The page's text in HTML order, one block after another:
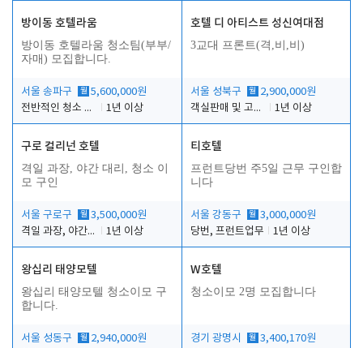
방이동 호텔라움
방이동 호텔라움 청소팀(부부/
자매) 모집합니다.
서울 송파구 월 5,600,000원
전반적인 청소 업무(객실청소.객실정리)
1년 이상
호텔 디 아티스트 성신여대점
3교대 프론트(격,비,비)
서울 성북구 월 2,900,000원
객실판매 및 고객응대
1년 이상
구로 컬리넌 호텔
격일 과장, 야간 대리, 청소 이
모 구인
서울 구로구 월 3,500,000원
격일 과장, 야간 대리, 청소 이모
1년 이상
티호텔
프런트당번 주5일 근무 구인합
니다
서울 강동구 월 3,000,000원
당번, 프런트업무
1년 이상
왕십리 태양모텔
왕십리 태양모텔 청소이모 구
합니다.
서울 성동구 월 2,940,000원
W호텔
청소이모 2명 모집합니다
경기 광명시 월 3,400,170원